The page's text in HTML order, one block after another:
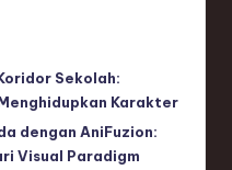
Sekolah:
Karakter
dengan AniFuzion:
Visual Paradigm